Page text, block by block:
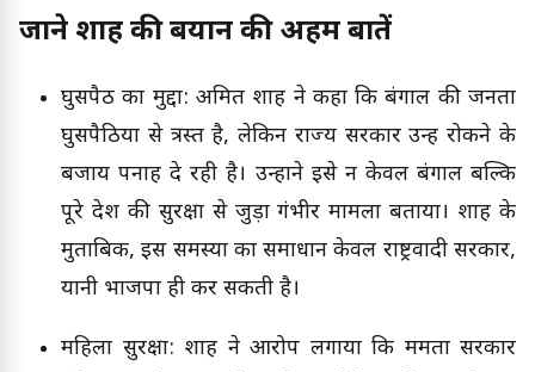
जाने शाह की बयान की अहम बातें
घुसपैठ का मुद्दा: अमित शाह ने कहा कि बंगाल की जनता
घुसपैठियों से त्रस्त है, लेकिन राज्य सरकार उन्हें रोकने के
बजाय पनाह दे रही है। उन्होंने इसे न केवल बंगाल बल्कि
पूरे देश की सुरक्षा से जुड़ा गंभीर मामला बताया। शाह के
मुताबिक, इस समस्या का समाधान केवल राष्ट्रवादी सरकार,
यानी भाजपा ही कर सकती है।
महिला सुरक्षा: शाह ने आरोप लगाया कि ममता सरकार